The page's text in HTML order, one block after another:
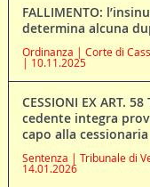
FALLIMENTO:
determina alcuna
Ordinanza | Corte di
| 10.11.2025
CESSIONI EX ART.
cedente integra
capo alla cessionaria
Sentenza | Tribunale di
14.01.2026